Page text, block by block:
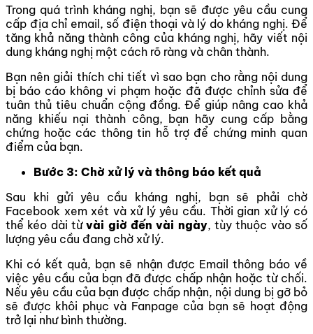
Trong quá trình kháng nghị, bạn sẽ được yêu cầu cung
cấp địa chỉ email, số điện thoại và lý do kháng nghị. Để
tăng khả năng thành công của kháng nghị, hãy viết nội
dung kháng nghị một cách rõ ràng và chân thành.
Bạn nên giải thích chi tiết vì sao bạn cho rằng nội dung
bị báo cáo không vi phạm hoặc đã được chỉnh sửa để
tuân thủ tiêu chuẩn cộng đồng. Để giúp nâng cao khả
năng khiếu nại thành công, bạn hãy cung cấp bằng
chứng hoặc các thông tin hỗ trợ để chứng minh quan
điểm của bạn.
Bước 3: Chờ xử lý và thông báo kết quả
Sau khi gửi yêu cầu kháng nghị, bạn sẽ phải chờ
Facebook xem xét và xử lý yêu cầu. Thời gian xử lý có
thể kéo dài từvài giờ đến vài ngày, tùy thuộc vào số
lượng yêu cầu đang chờ xử lý.
Khi có kết quả, bạn sẽ nhận được Email thông báo về
việc yêu cầu của bạn đã được chấp nhận hoặc từ chối.
Nếu yêu cầu của bạn được chấp nhận, nội dung bị gỡ bỏ
sẽ được khôi phục và Fanpage của bạn sẽ hoạt động
trở lại như bình thường.